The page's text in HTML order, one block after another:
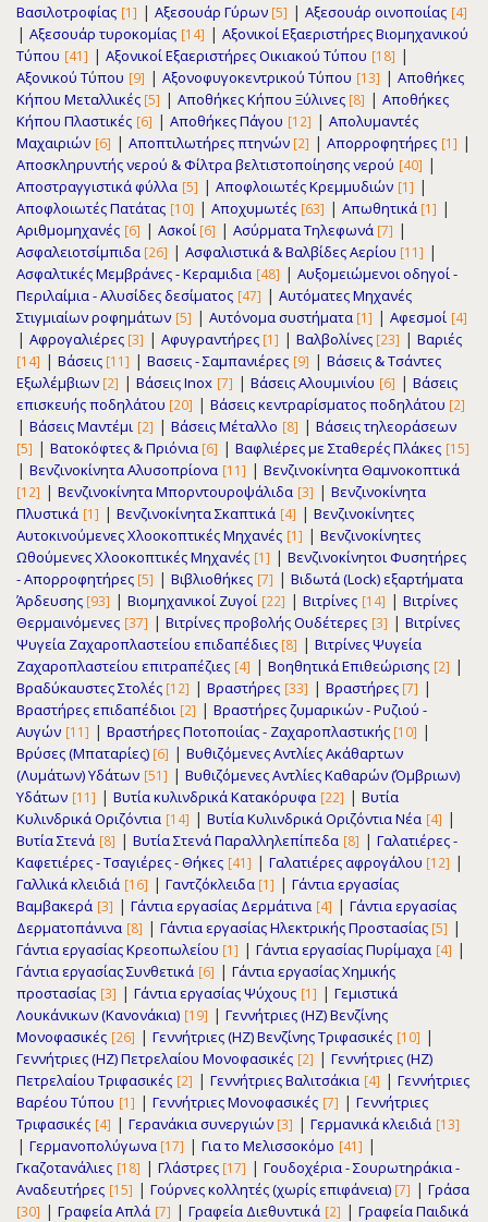
Βασιλοτροφίας [1] | Αξεσουάρ Γύρων [5] | Αξεσουάρ οινοποιίας [4]
| Αξεσουάρ τυροκομίας [14] | Αξονικοί Εξαεριστήρες Βιομηχανικού
Τύπου [41] | Αξονικοί Εξαεριστήρες Οικιακού Τύπου [18] |
Αξονικού Τύπου [9] | Αξονοφυγοκεντρικού Τύπου [13] | Αποθήκες
Κήπου Μεταλλικές [5] | Αποθήκες Κήπου Ξύλινες [8] | Αποθήκες
Κήπου Πλαστικές [6] | Αποθήκες Πάγου [12] | Απολυμαντές
Μαχαιριών [6] | Αποπτιλωτήρες πτηνών [2] | Απορροφητήρες [1] |
Αποσκληρυντής νερού & Φίλτρα βελτιστοποίησης νερού [40] |
Αποστραγγιστικά φύλλα [5] | Αποφλοιωτές Κρεμμυδιών [1] |
Αποφλοιωτές Πατάτας [10] | Αποχυμωτές [63] | Απωθητικά [1] |
Αριθμομηχανές [6] | Ασκοί [6] | Ασύρματα Τηλεφωνά [7] |
Ασφαλειοτσίμπιδα [26] | Ασφαλιστικά & Βαλβίδες Αερίου [11] |
Ασφαλτικές Μεμβράνες - Κεραμιδια [48] | Αυξομειώμενοι οδηγοί -
Περιλαίμια - Αλυσίδες δεσίματος [47] | Αυτόματες Μηχανές
Στιγμιαίων ροφημάτων [5] | Αυτόνομα συστήματα [1] | Αφεσμοί [4]
| Αφρογαλιέρες [3] | Αφυγραντήρες [1] | Βαλβολίνες [23] | Βαριές
[14] | Βάσεις [11] | Βασεις - Σαμπανιέρες [9] | Βάσεις & Τσάντες
Εξωλέμβιων [2] | Βάσεις Inox [7] | Βάσεις Αλουμινίου [6] | Βάσεις
επισκευής ποδηλάτου [20] | Βάσεις κεντραρίσματος ποδηλάτου [2]
| Βάσεις Μαντέμι [2] | Βάσεις Μέταλλο [8] | Βάσεις τηλεοράσεων
[5] | Βατοκόφτες & Πριόνια [6] | Βαφλιέρες με Σταθερές Πλάκες [15]
| Βενζινοκίνητα Αλυσοπρίονα [11] | Βενζινοκίνητα Θαμνοκοπτικά
[12] | Βενζινοκίνητα Μπορντουροψάλιδα [3] | Βενζινοκίνητα
Πλυστικά [1] | Βενζινοκίνητα Σκαπτικά [4] | Βενζινοκίνητες
Αυτοκινούμενες Χλοοκοπτικές Μηχανές [1] | Βενζινοκίνητες
Ωθούμενες Χλοοκοπτικές Μηχανές [1] | Βενζινοκίνητοι Φυσητήρες
- Απορροφητήρες [5] | Βιβλιοθήκες [7] | Βιδωτά (Lock) εξαρτήματα
Άρδευσης [93] | Βιομηχανικοί Ζυγοί [22] | Βιτρίνες [14] | Βιτρίνες
Θερμαινόμενες [37] | Βιτρίνες προβολής Ουδέτερες [3] | Βιτρίνες
Ψυγεία Ζαχαρoπλαστείου επιδαπέδιες [8] | Βιτρίνες Ψυγεία
Ζαχαρoπλαστείου επιτραπέζιες [4] | Βοηθητικά Επιθεώρισης [2] |
Βραδύκαυστες Στολές [12] | Βραστήρες [33] | Βραστήρες [7] |
Βραστήρες επιδαπέδιοι [2] | Βραστήρες ζυμαρικών - Ρυζιού -
Αυγών [11] | Βραστήρες Ποτοποιίας - Ζαχαροπλαστικής [10] |
Βρύσες (Μπαταρίες) [6] | Βυθιζόμενες Αντλίες Ακάθαρτων
(Λυμάτων) Υδάτων [51] | Βυθιζόμενες Αντλίες Καθαρών (Όμβριων)
Υδάτων [11] | Βυτία κυλινδρικά Κατακόρυφα [22] | Βυτία
Κυλινδρικά Οριζόντια [14] | Βυτία Κυλινδρικά Οριζόντια Νέα [4] |
Βυτία Στενά [8] | Βυτία Στενά Παραλληλεπίπεδα [8] | Γαλατιέρες -
Καφετιέρες - Τσαγιέρες - Θήκες [41] | Γαλατιέρες αφρογάλου [12] |
Γαλλικά κλειδιά [16] | Γαντζόκλειδα [1] | Γάντια εργασίας
Βαμβακερά [3] | Γάντια εργασίας Δερμάτινα [4] | Γάντια εργασίας
Δερματοπάνινα [8] | Γάντια εργασίας Ηλεκτρικής Προστασίας [5] |
Γάντια εργασίας Κρεοπωλείου [1] | Γάντια εργασίας Πυρίμαχα [4] |
Γάντια εργασίας Συνθετικά [6] | Γάντια εργασίας Χημικής
προστασίας [3] | Γάντια εργασίας Ψύχους [1] | Γεμιστικά
Λουκάνικων (Κανονάκια) [19] | Γεννήτριες (ΗΖ) Βενζίνης
Μονοφασικές [26] | Γεννήτριες (ΗΖ) Βενζίνης Τριφασικές [10] |
Γεννήτριες (ΗΖ) Πετρελαίου Μονοφασικές [2] | Γεννήτριες (ΗΖ)
Πετρελαίου Τριφασικές [2] | Γεννήτριες Βαλιτσάκια [4] | Γεννήτριες
Βαρέου Τύπου [1] | Γεννήτριες Μονοφασικές [7] | Γεννήτριες
Τριφασικές [4] | Γερανάκια συνεργιών [3] | Γερμανικά κλειδιά [13]
| Γερμανοπολύγωνα [17] | Για το Μελισσοκόμο [41] |
Γκαζοτανάλιες [18] | Γλάστρες [17] | Γουδοχέρια - Σουρωτηράκια -
Αναδευτήρες [15] | Γούρνες κολλητές (χωρίς επιφάνεια) [7] | Γράσα
[30] | Γραφεία Απλά [7] | Γραφεία Διεθυντικά [2] | Γραφεία Παιδικά